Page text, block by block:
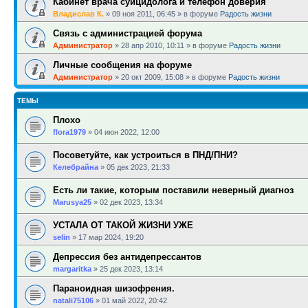
Владислав К. » 09 ноя 2011, 06:45 » в форуме Радость жизни
Связь с администрацией форума
Администратор » 28 апр 2010, 10:11 » в форуме Радость жизни
Личные сообщения на форуме
Администратор » 20 окт 2009, 15:08 » в форуме Радость жизни
ТЕМЫ
Плохо
flora1979 » 04 июн 2022, 12:00
Посоветуйте, как устроиться в ПНД/ПНИ?
Келебрайна » 05 дек 2023, 21:33
Есть ли такие, которым поставили неверный диагноз
Marusya25 » 02 дек 2023, 13:34
УСТАЛА ОТ ТАКОЙ ЖИЗНИ УЖЕ
selin » 17 мар 2024, 19:20
Депрессия без антидепрессантов
margaritka » 25 дек 2023, 13:14
Параноидная шизофрения.
natali75106 » 01 май 2022, 20:42